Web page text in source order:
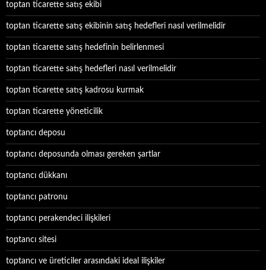
toptan ticarette satış ekibi
toptan ticarette satış ekibinin satış hedefleri nasıl verilmelidir
toptan ticarette satış hedefinin belirlenmesi
toptan ticarette satış hedefleri nasıl verilmelidir
toptan ticarette satış kadrosu kurmak
toptan ticarette yöneticilik
toptancı deposu
toptancı deposunda olması gereken şartlar
toptancı dükkanı
toptancı patronu
toptancı perakendeci ilişkileri
toptancı sitesi
toptancı ve üreticiler arasındaki ideal ilişkiler